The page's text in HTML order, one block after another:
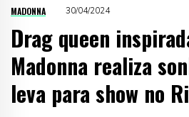
MADONNA 30/04/2024
Drag queen
Madonna realiza
leva para show no